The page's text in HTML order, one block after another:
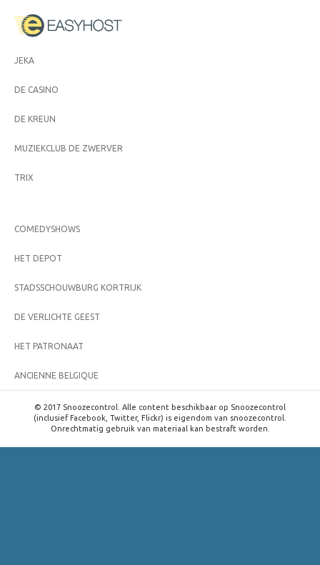
JEKA
DE CASINO
DE KREUN
MUZIEKCLUB DE ZWERVER
TRIX
COMEDYSHOWS
HET DEPOT
STADSSCHOUWBURG KORTRIJK
DE VERLICHTE GEEST
HET PATRONAAT
ANCIENNE BELGIQUE
© 2017 Snoozecontrol. Alle content beschikbaar op Snoozecontrol
(inclusief Facebook, Twitter, Flickr) is eigendom van snoozecontrol.
Onrechtmatig gebruik van materiaal kan bestraft worden.